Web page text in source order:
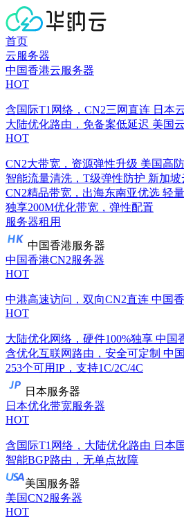
首页
云服务器
中国香港云服务器
HOT
含国际T1网络，CN2三网直连 日本
大陆优化路由，免备案低延迟 美国
HOT
CN2大带宽，资源弹性升级 美国高
智能流量清洗，T级弹性防护 新加坡
CN2精品带宽，出海东南亚优选 轻
独享200M优化带宽，弹性配置
服务器租用
中国香港服务器
中国香港CN2服务器
HOT
中港高速访问，双向CN2直连 中国
HOT
大陆优化网络，硬件100%独享 中国
含优化互联网路由，安全可定制 中
253个可用IP，支持1C/2C/4C
日本服务器
日本优化带宽服务器
HOT
含国际T1网络，大陆优化路由 日本
智能BGP路由，无单点故障
美国服务器
美国CN2服务器
HOT